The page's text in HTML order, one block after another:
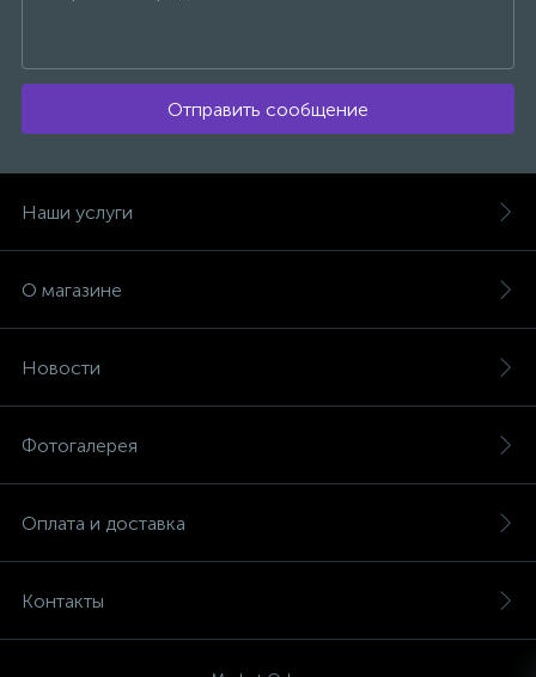
Отправить сообщение
Наши услуги
О магазине
Новости
Фотогалерея
Оплата и доставка
Контакты